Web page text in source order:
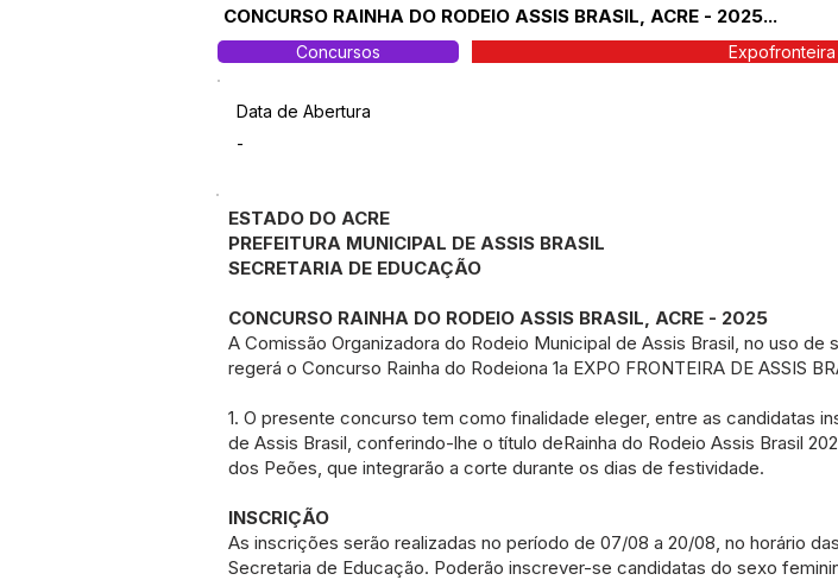
CONCURSO RAINHA DO RODEIO ASSIS BRASIL, ACRE - 2025...
Concursos Expofronteira
Data de Abertura
-
ESTADO DO ACRE
PREFEITURA MUNICIPAL DE ASSIS BRASIL
SECRETARIA DE EDUCAÇÃO
CONCURSO RAINHA DO RODEIO ASSIS BRASIL, ACRE - 2025
A Comissão Organizadora do Rodeio Municipal de Assis Brasil, no uso
regerá o Concurso Rainha do Rodeiona 1a EXPO FRONTEIRA DE ASSIS
1. O presente concurso tem como finalidade eleger, entre as candidatas
de Assis Brasil, conferindo-lhe o título deRainha do Rodeio Assis Brasil
dos Peões, que integrarão a corte durante os dias de festividade.
INSCRIÇÃO
As inscrições serão realizadas no período de 07/08 a 20/08, no horário
Secretaria de Educação. Poderão inscrever-se candidatas do sexo